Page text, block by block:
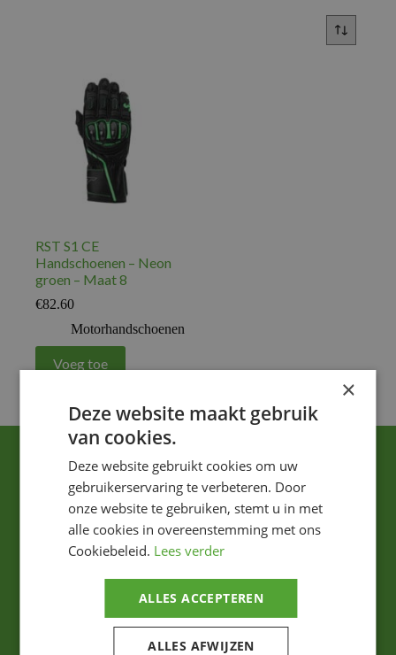
RST S1 CE
Handschoenen – Neon
groen – Maat 8
€82.60
Motorhandschoenen
Voeg toe
Ik ga akkoord met het privacybeleid.
×
Deze website maakt gebruik
van cookies.
Deze website gebruikt cookies om uw
gebruikerservaring te verbeteren. Door
onze website te gebruiken, stemt u in met
alle cookies in overeenstemming met ons
Cookiebeleid. Lees verder
ALLES ACCEPTEREN
ALLES AFWIJZEN